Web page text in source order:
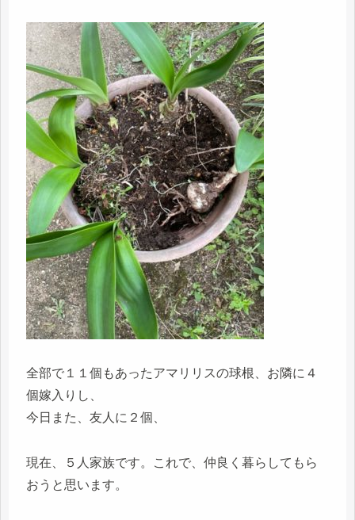
全部で１１個もあったアマリリスの球根、お隣に４
個嫁入りし、
今日また、友人に２個、
現在、５人家族です。これで、仲良く暮らしてもら
おうと思います。